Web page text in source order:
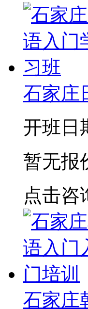
石家庄
开班日
暂无报
点击咨
石家庄